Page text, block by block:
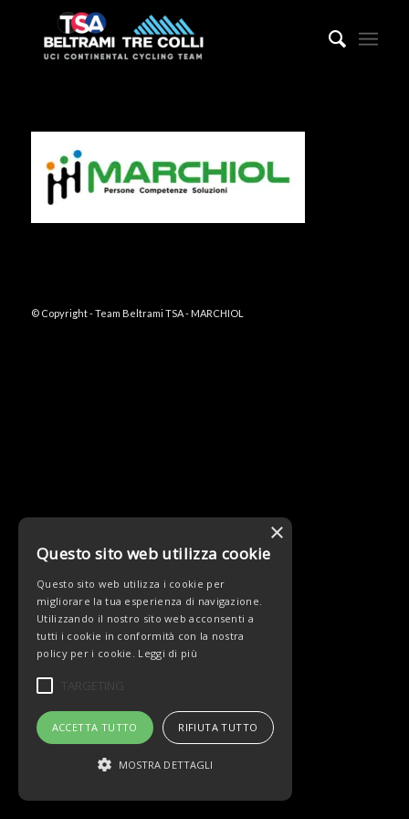
© Copyright - Team Beltrami TSA - MARCHIOL
×
Questo sito web utilizza cookie
Questo sito web utilizza i cookie per
migliorare la tua esperienza di navigazione.
Utilizzando il nostro sito web acconsenti a
tutti i cookie in conformità con la nostra
policy per i cookie. Leggi di più
TARGETING
ACCETTA TUTTO RIFIUTA TUTTO
MOSTRA DETTAGLI